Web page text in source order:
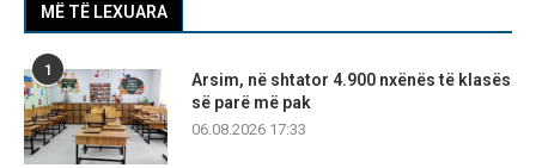
MË TË LEXUARA
1
Arsim, në shtator 4.900 nxënës të klasës
së parë më pak
06.08.2026 17:33